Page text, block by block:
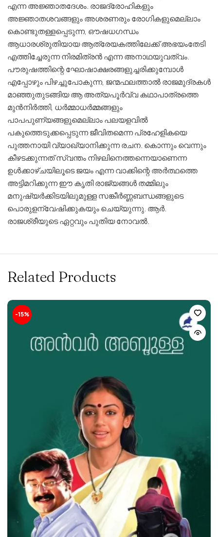
എന്ന അജ്ഞാതദേശം. രാജദ്രോഹികളും
അജ്ഞാതശവങ്ങളും അശരണരും രോഗികളുമെല്ലാം
കൊണ്ടുതള്ളപ്പെടുന്ന, ഔഷധഗന്ധം
ആധാരശ്രുതിയായ ആത്രേയകത്തിലേക്ക് അഭയംതേടി
എത്തിച്ചേരുന്ന നിരമിത്രന്‍ എന്ന അനാഥയുവത്വം.
പൗരുഷത്തിന്റെ ഘോഷാക്ഷരങ്ങളുച്ചരിക്കുമ്പോള്‍
എപ്പോഴും പിഴച്ചുപോകുന്ന, ജന്മഫലത്താല്‍ രാജമുദ്രകള്‍
മാഞ്ഞുതുടങ്ങിയ ആ അത്യപൂര്‍വ്വ കഥാപാത്രത്തെ
മുന്‍നിര്‍ത്തി, ധര്‍മ്മാധര്‍മ്മങ്ങളും
പാപപുണ്യങ്ങളുമെല്ലാം പലയളവില്‍
പകുത്തെടുക്കപ്പെടുന്ന ജീവിതമെന്ന പ്രഹേളികയെ
പുത്തനായി വ്യാഖ്യാനിക്കുന്ന രചന. കൊന്നും വെന്നും
കീഴടക്കുന്നത് സ്വന്തം നിഴലിനെത്തന്നെയാണെന്ന
ഉള്‍ക്കാഴ്ചയിലൂടെ ജയം എന്ന വാക്കിന്റെ അര്‍ത്ഥത്തെ
അട്ടിമറിക്കുന്ന ഈ കൃതി രാജ്യങ്ങള്‍ തമ്മിലും
മനുഷ്യര്‍ക്കിടയിലുമുള്ള സങ്കീര്‍ണ്ണബന്ധങ്ങളുടെ
പൊരുളന്വേഷിക്കുകയും ചെയ്യുന്നു. ആര്‍.
രാജശ്രീയുടെ ഏറ്റവും പുതിയ നോവല്‍.
Related Products
-15%